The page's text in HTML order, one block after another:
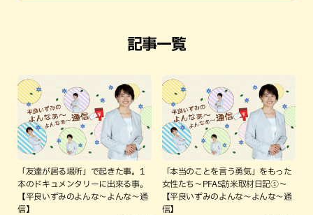
記事一覧
「友達が居る場所」で起きた事。1
本のドキュメンタリーに出来る事。
【平良いずみのよんな～よんな～通
信】
「本当のことを言う勇気」をもった
女性たち～PFAS訪米取材日記①～
【平良いずみのよんな～よんな～通
信】